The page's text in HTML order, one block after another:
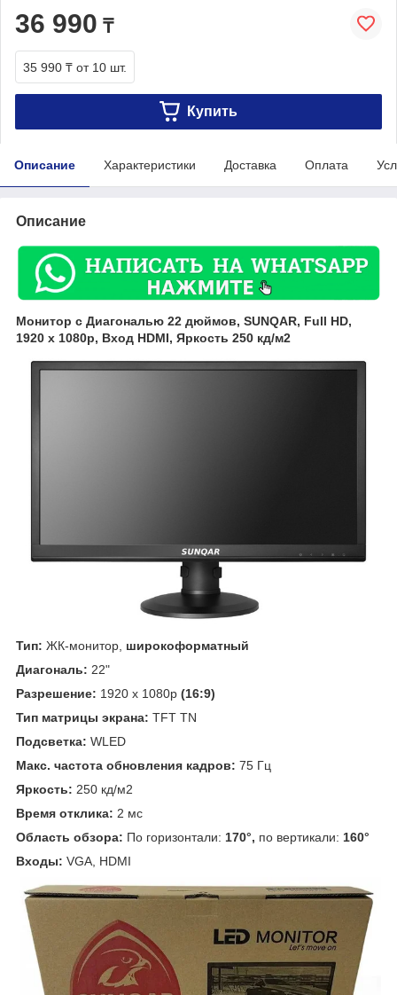
36 990 ₸
35 990 ₸ от 10 шт.
Купить
Описание Характеристики Доставка Оплата
Описание
Монитор с Диагональю 22 дюймов, SUNQAR, Full HD,
1920 х 1080p, Вход HDMI, Яркость 250 кд/м2
Тип: ЖК-монитор, широкоформатный
Диагональ: 22"
Разрешение: 1920 х 1080p (16:9)
Тип матрицы экрана: TFT TN
Подсветка: WLED
Макс. частота обновления кадров: 75 Гц
Яркость: 250 кд/м2
Время отклика: 2 мс
Область обзора: По горизонтали: 170°, по вертикали: 160°
Входы: VGA, HDMI